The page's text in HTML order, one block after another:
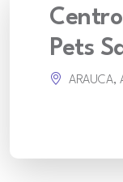
Pets
ARAUCA,